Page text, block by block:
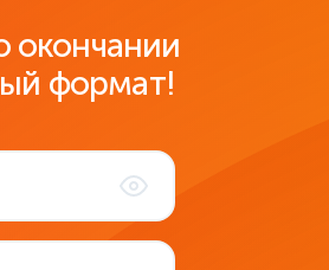
окончании
формат!